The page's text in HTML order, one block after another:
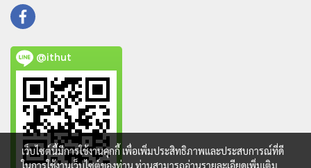
@ithut
เว็บไซต์นี้มีการใช้งานคุกกี้ เพื่อเพิ่มประสิทธิภาพและประสบการณ์ที่ดี
ในการใช้งานเว็บไซต์ของท่าน ท่านสามารถอ่านรายละเอียดเพิ่มเติม